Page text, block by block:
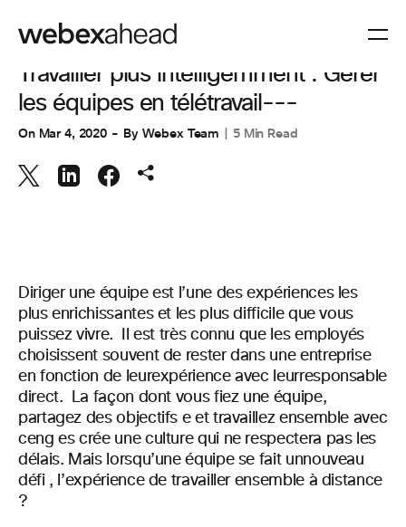
VISIOCONFÉRENCES
Travailler plus intelligemment : Gérer
les équipes en télétravail---
On Mar 4, 2020 By Webex Team 5 Min Read
Diriger une équipe est l’une des expériences les
plus enrichissantes et les plus difficile que vous
puissez vivre.
Il est très connu que les employés
choisissent souvent de rester dans une entreprise
en fonction de leurexpérience avec leurresponsable
direct.
La façon dont vous fiez une équipe,
partagez des objectifs e et travaillez ensemble avec
ceng es crée une culture qui ne respectera pas les
délais. Mais lorsqu’une équipe se fait unnouveau
défi , l’expérience de travailler ensemble à distance
?